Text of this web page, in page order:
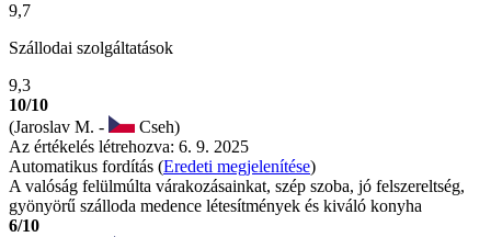
9,7
Szállodai szolgáltatások
9,3
10/10
(Jaroslav M. -
Cseh)
Az értékelés létrehozva: 6. 9. 2025
Automatikus fordítás (Eredeti megjelenítése)
A valóság felülmúlta várakozásainkat, szép szoba, jó felszereltség,
gyönyörű szálloda medence létesítmények és kiváló konyha
6/10